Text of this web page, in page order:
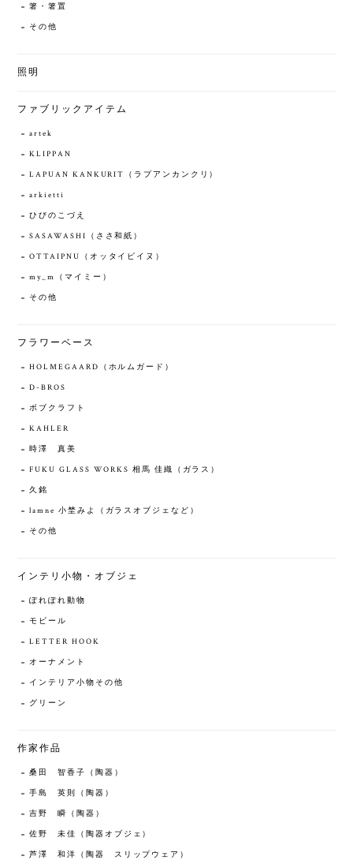
箸・箸置
その他
照明
ファブリックアイテム
artek
KLIPPAN
LAPUAN KANKURIT（ラプアンカンクリ）
arkietti
ひびのこづえ
SASAWASHI（ささ和紙）
OTTAIPNU（オッタイピイヌ）
my_m（マイミー）
その他
フラワーベース
HOLMEGAARD（ホルムガード）
D-BROS
ボブクラフト
KAHLER
時澤 真美
FUKU GLASS WORKS 相馬 佳織（ガラス）
久銘
lamne 小埜みよ（ガラスオブジェなど）
その他
インテリ小物・オブジェ
ぽれぽれ動物
モビール
LETTER HOOK
オーナメント
インテリア小物その他
グリーン
作家作品
桑田 智香子（陶器）
手島 英則（陶器）
吉野 瞬（陶器）
佐野 未佳（陶器オブジェ）
芦澤 和洋（陶器 スリップウェア）